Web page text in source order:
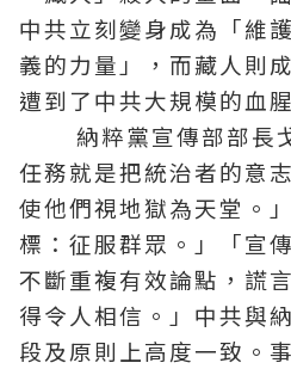
中共立刻變身成為「維
義的力量」，而藏人則
遭到了中共大規模的血
納粹黨宣傳部部長
任務就是把統治者的意
使他們視地獄為天堂。
標：征服群眾。」「宣
不斷重複有效論點，謊
得令人相信。」中共與
段及原則上高度一致。